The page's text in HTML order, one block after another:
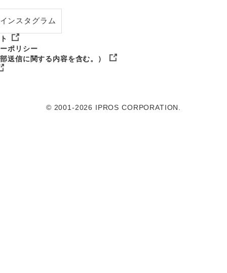
ンスタグラム
ポリシー
送信に関する内容を含む。）
© 2001-2026 IPROS CORPORATION.